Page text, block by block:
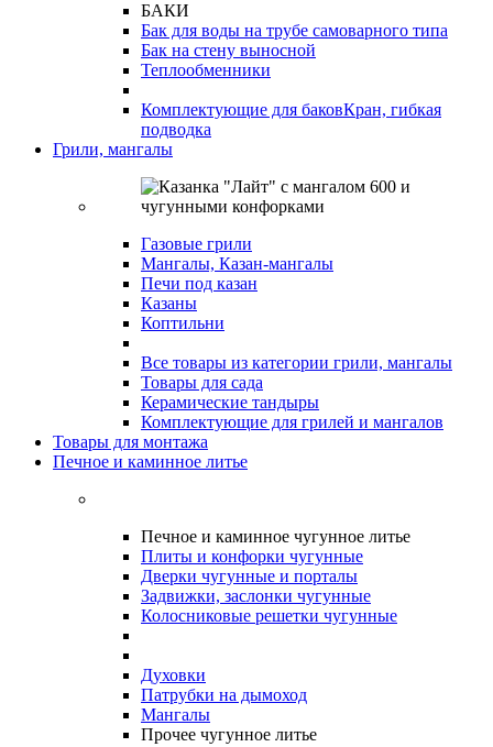
БАКИ
Бак для воды на трубе самоварного типа
Бак на стену выносной
Теплообменники
Комплектующие для баковКран, гибкая
подводка
Грили, мангалы
Газовые грили
Мангалы, Казан-мангалы
Печи под казан
Казаны
Коптильни
Все товары из категории грили, мангалы
Товары для сада
Керамические тандыры
Комплектующие для грилей и мангалов
Товары для монтажа
Печное и каминное литье
Печное и каминное чугунное литье
Плиты и конфорки чугунные
Дверки чугунные и порталы
Задвижки, заслонки чугунные
Колосниковые решетки чугунные
Духовки
Патрубки на дымоход
Мангалы
Прочее чугунное литье